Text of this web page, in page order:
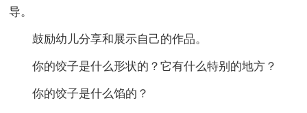
导。
鼓励幼儿分享和展示自己的作品。
你的饺子是什么形状的？它有什么特别的地方？
你的饺子是什么馅的？